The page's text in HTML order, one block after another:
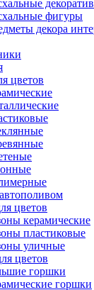
фигуры
декора
цветов
цветов
керамические
пластиковые
уличные
цветов
горшки
горшки